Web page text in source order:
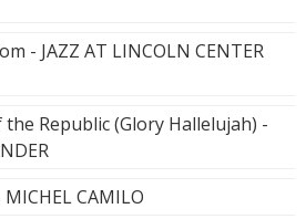
- JAZZ AT LINCOLN CENTER
Republic (Glory Hallelujah) -
CAMILO